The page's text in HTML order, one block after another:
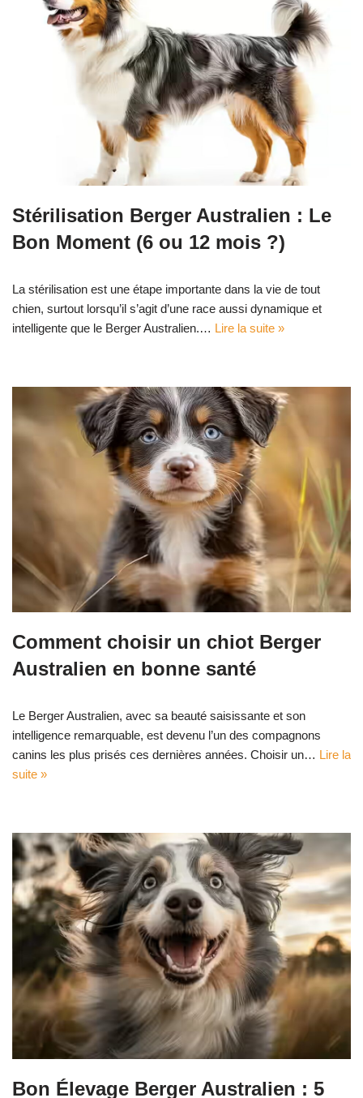
Stérilisation Berger Australien : Le
Bon Moment (6 ou 12 mois ?)
La stérilisation est une étape importante dans la vie de tout
chien, surtout lorsqu’il s’agit d’une race aussi dynamique et
intelligente que le Berger Australien.… Lire la suite »
Comment choisir un chiot Berger
Australien en bonne santé
Le Berger Australien, avec sa beauté saisissante et son
intelligence remarquable, est devenu l’un des compagnons
canins les plus prisés ces dernières années. Choisir un… Lire la
suite »
Bon Élevage Berger Australien : 5